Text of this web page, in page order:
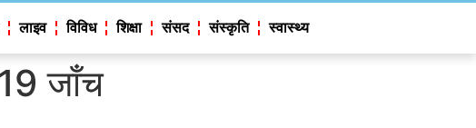
लाइव विविध शिक्षा संसद संस्कृति स्वास्थ्य
जाँच